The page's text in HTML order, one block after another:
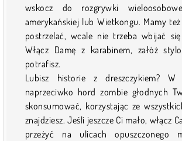
wskocz do rozgrywki
amerykańskiej lub Wietkongu. Mamy
postrzelać, wcale nie trzeba wbijać
Włącz Damę z karabinem, załóż
potrafisz.
Lubisz historie z dreszczykiem? W
naprzeciwko hord zombie głodnych
skonsumować, korzystając ze
znajdziesz. Jeśli jeszcze Ci mało, włącz
przeżyć na ulicach opuszczonego